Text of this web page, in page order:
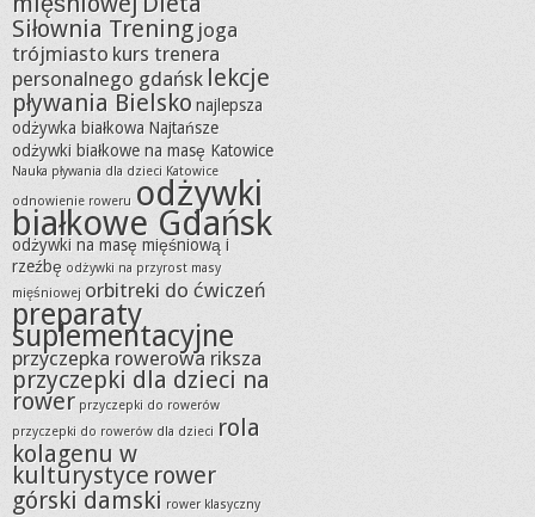
Siłownia Trening joga
trójmiasto kurs trenera
personalnego gdańsk lekcje
pływania Bielskonajlepsza
odżywka białkowa Najtańsze
odżywki białkowe na masę Katowice
Nauka pływania dla dzieci Katowice
odnowienie roweru odżywki
białkowe Gdańsk
odżywki na masę mięśniową i
rzeźbę odżywki na przyrost masy
mięśniowej orbitreki do ćwiczeń
preparaty
suplementacyjne
przyczepka rowerowa riksza
przyczepki dla dzieci na
rower przyczepki do rowerów
przyczepki do rowerów dla dzieci rola
kolagenu w
kulturystyce rower
górski damski rower klasyczny